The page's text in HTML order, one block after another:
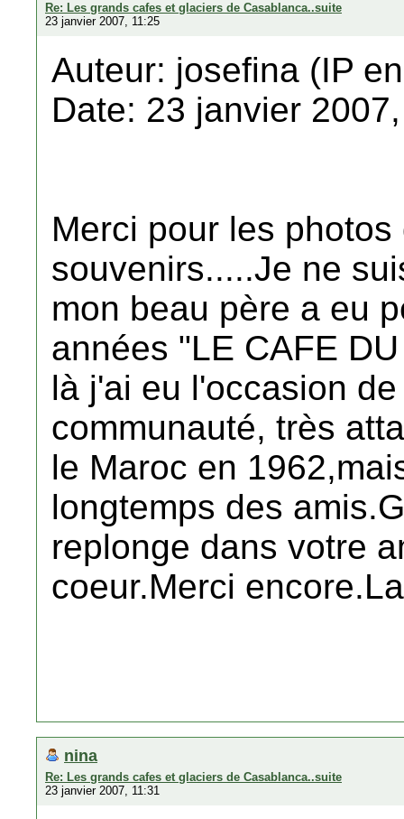
Re: Les grands cafes et glaciers de Casablanca..suite
23 janvier 2007, 11:25
Auteur: josefina (IP
Date: 23 janvier
Merci pour les
souvenirs.....Je ne
mon beau père a eu
années "LE CAFE
là j'ai eu l'occasion
communauté, très
le Maroc en
longtemps des
replonge dans votre
coeur.Merci
nina
Re: Les grands cafes et glaciers de Casablanca..suite
23 janvier 2007, 11:31